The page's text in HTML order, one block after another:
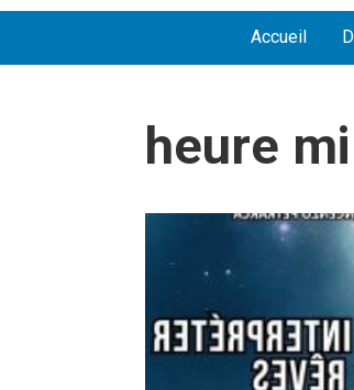
Accueil
heure